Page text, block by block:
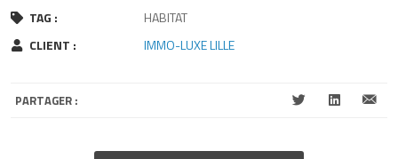
TAG :
HABITAT
CLIENT :
IMMO-LUXE LILLE
PARTAGER :